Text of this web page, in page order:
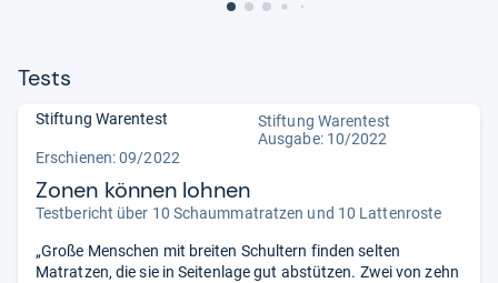
Tests
Stiftung Warentest
Stiftung Warentest
Ausgabe: 10/2022
Erschienen: 09/2022
Zonen können lohnen
Testbericht über 10 Schaummatratzen und 10 Lattenroste
„Große Menschen mit breiten Schultern finden selten
Matratzen, die sie in Seitenlage gut abstützen. Zwei von zehn